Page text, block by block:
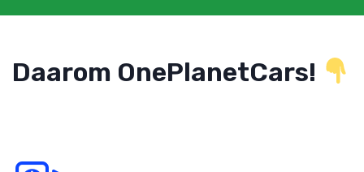
Daarom OnePlanetCars!